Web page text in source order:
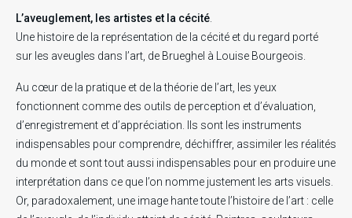
L’aveuglement, les artistes et la cécité
Une histoire de la représentation de la cécité et du regard porté
sur les aveugles dans l’art, de Brueghel à Louise Bourgeois.
Au cœur de la pratique et de la théorie de l’art, les yeux
fonctionnent comme des outils de perception et d’évaluation,
d’enregistrement et d’appréciation. Ils sont les instruments
indispensables pour comprendre, déchiffrer, assimiler les réalités
du monde et sont tout aussi indispensables pour en produire une
interprétation dans ce que l’on nomme justement les arts visuels.
Or, paradoxalement, une image hante toute l’histoire de l’art : celle